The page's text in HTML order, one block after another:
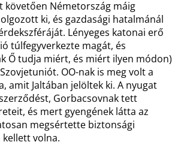
követően Németország máig
ki, és gazdasági hatalmánál
Lényeges katonai erő
túlfegyverkezte magát, és
Ő tudja miért, és miért ilyen módon)
OO-nak is meg volt a
amit Jaltában jelöltek ki. A nyugat
Gorbacsovnak tett
és mert gyengének látta az
megsértette biztonsági
volna.